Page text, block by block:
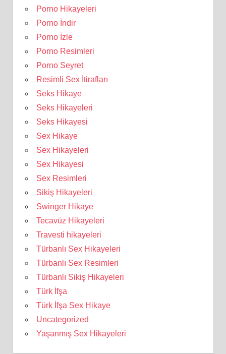
Porno Hikayeleri
Porno İndir
Porno İzle
Porno Resimleri
Porno Seyret
Resimli Sex İtirafları
Seks Hikaye
Seks Hikayeleri
Seks Hikayesi
Sex Hikaye
Sex Hikayeleri
Sex Hikayesi
Sex Resimleri
Sikiş Hikayeleri
Swinger Hikaye
Tecavüz Hikayeleri
Travesti hikayeleri
Türbanlı Sex Hikayeleri
Türbanlı Sex Resimleri
Türbanlı Sikiş Hikayeleri
Türk İfşa
Türk İfşa Sex Hikaye
Uncategorized
Yaşanmış Sex Hikayeleri